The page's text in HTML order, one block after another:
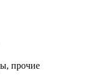
прочие